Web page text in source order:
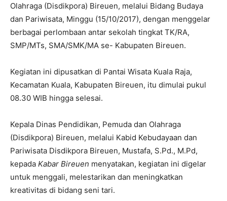
Olahraga (Disdikpora) Bireuen, melalui Bidang Budaya
dan Pariwisata, Minggu (15/10/2017), dengan menggelar
berbagai perlombaan antar sekolah tingkat TK/RA,
SMP/MTs, SMA/SMK/MA se- Kabupaten Bireuen.
Kegiatan ini dipusatkan di Pantai Wisata Kuala Raja,
Kecamatan Kuala, Kabupaten Bireuen, itu dimulai pukul
08.30 WIB hingga selesai.
Kepala Dinas Pendidikan, Pemuda dan Olahraga
(Disdikpora) Bireuen, melalui Kabid Kebudayaan dan
Pariwisata Disdikpora Bireuen, Mustafa, S.Pd., M.Pd,
kepada Kabar Bireuen menyatakan, kegiatan ini digelar
untuk menggali, melestarikan dan meningkatkan
kreativitas di bidang seni tari.